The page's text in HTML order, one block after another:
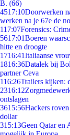
B. (66)
4517:10Doorwerken
werken na je 67e de
117:07Forensics:
5617:01Boeren
hitte en droogte
1716:41Italiaanse
1816:36Datalek bij
partner Ceva
116:26Trailers kijken:
2316:12
ontslagen
3615:56Hackers
dollar
315:13Geen Qatar en